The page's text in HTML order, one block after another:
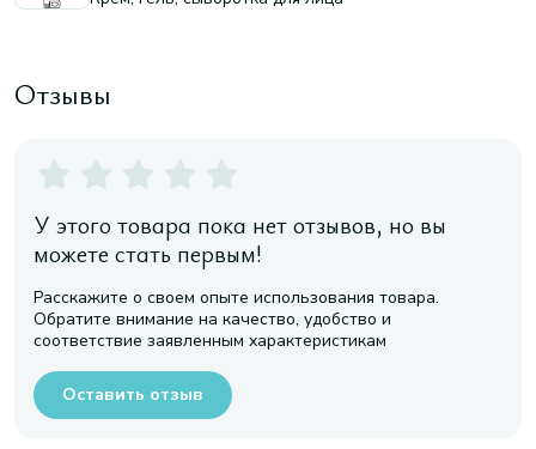
Отзывы
У этого товара пока нет отзывов, но вы
можете стать первым!
Расскажите о своем опыте использования товара.
Обратите внимание на качество, удобство и
соответствие заявленным характеристикам
Оставить отзыв